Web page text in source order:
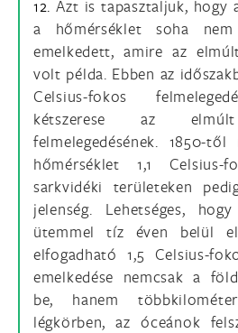
12. Azt is tapasztaljuk, hogy
a hőmérséklet soha
emelkedett, amire az
volt példa. Ebben az
Celsius-fokos
kétszerese az
felmelegedésének. 1850-
hőmérséklet 1,1 Celsius-
sarkvidéki területeken
jelenség. Lehetséges,
ütemmel tíz éven belül
elfogadható 1,5 Celsius-
emelkedése nemcsak a
be, hanem
légkörben, az óceánok